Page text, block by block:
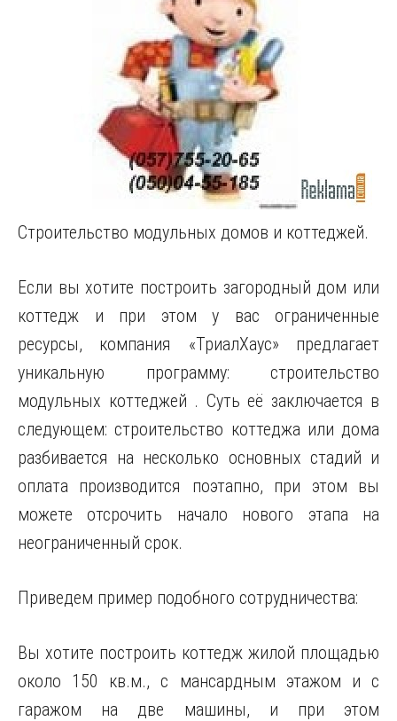
Строительство модульных домов и коттеджей.
Если вы хотите построить загородный дом или
коттедж и при этом у вас ограниченные
ресурсы, компания «ТриалХаус» предлагает
уникальную программу: строительство
модульных коттеджей . Суть её заключается в
следующем: строительство коттеджа или дома
разбивается на несколько основных стадий и
оплата производится поэтапно, при этом вы
можете отсрочить начало нового этапа на
неограниченный срок.
Приведем пример подобного сотрудничества:
Вы хотите построить коттедж жилой площадью
около 150 кв.м., с мансардным этажом и с
гаражом на две машины, и при этом